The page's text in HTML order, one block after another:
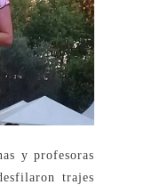
y profesoras
trajes